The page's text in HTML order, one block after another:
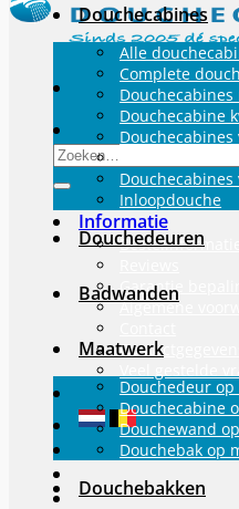
Zoeken
naar:
Informatie
Bestelinformatie
Garantie
Algemene
Contactgegevens
Douchecabines
Alle
Complete
Douchecabine
Douchecabine
Inloopdouche
Douchedeuren
Badwanden
Maatwerk
Douchedeur op
Douchecabine
Douchewand
Douchebak op
Douchebakken